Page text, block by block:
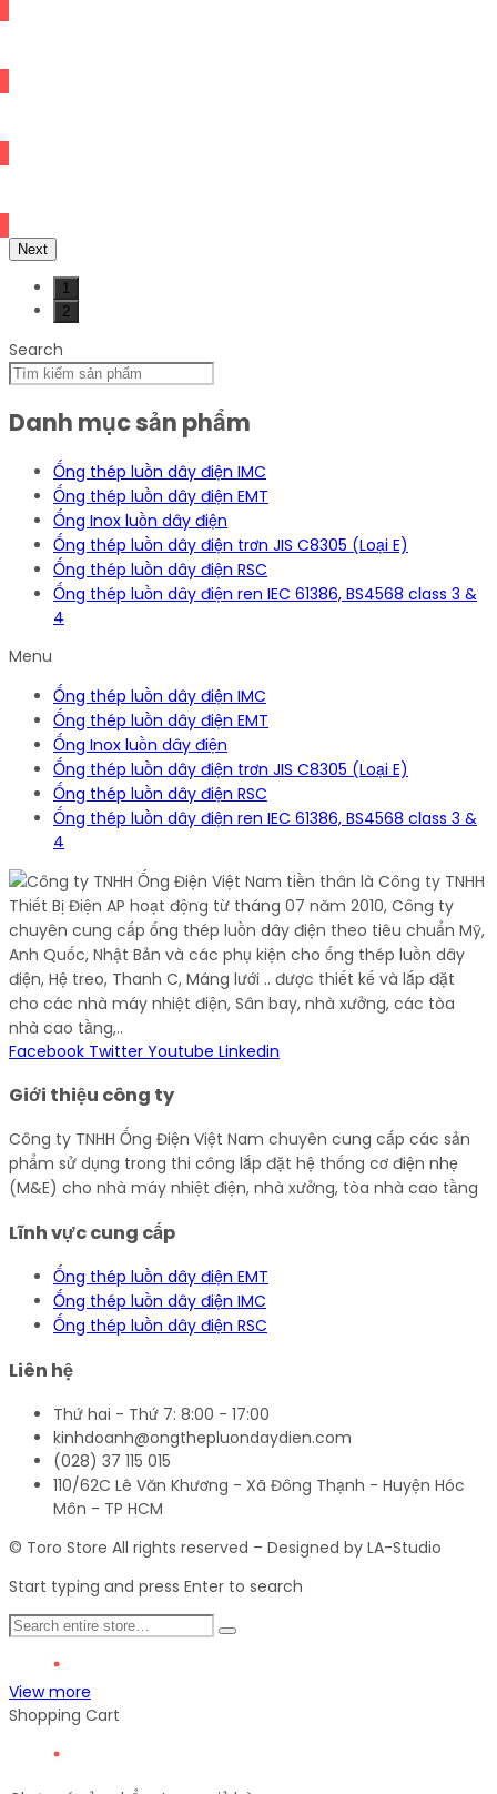
Next
1
2
Search
Danh mục sản phẩm
Ống thép luồn dây điện IMC
Ống thép luồn dây điện EMT
Ống Inox luồn dây điện
Ống thép luồn dây điện trơn JIS C8305 (Loại E)
Ống thép luồn dây điện RSC
Ống thép luồn dây điện ren IEC 61386, BS4568 class 3 &
4
Menu
Ống thép luồn dây điện IMC
Ống thép luồn dây điện EMT
Ống Inox luồn dây điện
Ống thép luồn dây điện trơn JIS C8305 (Loại E)
Ống thép luồn dây điện RSC
Ống thép luồn dây điện ren IEC 61386, BS4568 class 3 &
4
Facebook Twitter Youtube Linkedin
Giới thiệu công ty
Công ty TNHH Ống Điện Việt Nam chuyên cung cấp các sản
phẩm sử dụng trong thi công lắp đặt hệ thống cơ điện nhẹ
(M&E) cho nhà máy nhiệt điện, nhà xưởng, tòa nhà cao tầng
Lĩnh vực cung cấp
Ống thép luồn dây điện EMT
Ống thép luồn dây điện IMC
Ống thép luồn dây điện RSC
Liên hệ
Thứ hai - Thứ 7: 8:00 - 17:00
kinhdoanh@ongthepluondaydien.com
(028) 37 115 015
110/62C Lê Văn Khương - Xã Đông Thạnh - Huyện Hóc
Môn - TP HCM
© Toro Store All rights reserved – Designed by LA-Studio
Start typing and press Enter to search
View more
Shopping Cart